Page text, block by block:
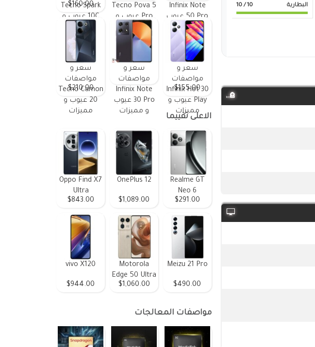
البطارية 10
/ 10
Infinix Note
50 Pro عيوب
و مميزات
Tecno Pova 5
Pro عيوب و
مميزات
Tecno Spark
10C عيوب و
مميزات
$160.00
سعر و
مواصفات
Infinix Hot 30
Play عيوب و
مميزات
$155.00
سعر و
مواصفات
Infinix Note
30 Pro عيوب
و مميزات
سعر و
مواصفات
Tecno Camon
20 عيوب و
مميزات
$210.00
الاعلى تقييما
Realme GT
Neo 6
$291.00
OnePlus 12
$1,089.00
Oppo Find X7
Ultra
$843.00
Meizu 21 Pro
$490.00
Motorola
Edge 50 Ultra
$1,060.00
vivo X120
$944.00
مواصفات المعالجات